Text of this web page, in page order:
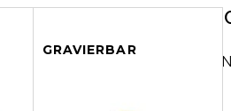
Seit 2018 erweckt die Duftlinie
GRAVIERBAR